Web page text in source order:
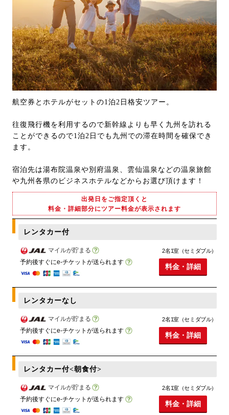
航空券とホテルがセットの1泊2日格安ツアー。
往復飛行機を利用するので新幹線よりも早く九州を訪れる
ことができるので1泊2日でも九州での滞在時間を確保でき
ます。
宿泊先は湯布院温泉や別府温泉、雲仙温泉などの温泉旅館
や九州各県のビジネスホテルなどからお選び頂けます！
出発日をご指定頂くと
料金・詳細部分にツアー料金が表示されます
レンタカー付
マイルが貯まる
予約後すぐにe-チケットが送られます
2名1室（セミダブル）
料金・詳細
レンタカーなし
マイルが貯まる
予約後すぐにe-チケットが送られます
2名1室（セミダブル）
料金・詳細
レンタカー付<朝食付>
マイルが貯まる
予約後すぐにe-チケットが送られます
2名1室（セミダブル）
料金・詳細